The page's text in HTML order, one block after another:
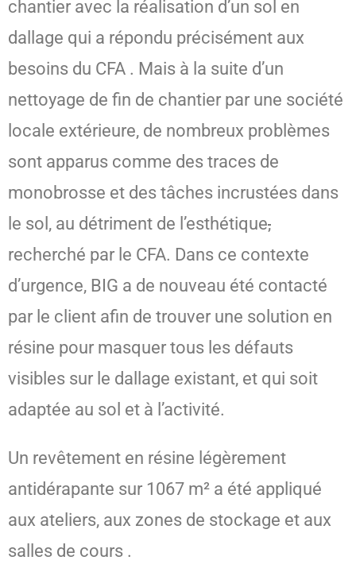
chantier avec la réalisation d’un sol en
dallage qui a répondu précisément aux
besoins du CFA . Mais à la suite d’un
nettoyage de fin de chantier par une société
locale extérieure, de nombreux problèmes
sont apparus comme des traces de
monobrosse et des tâches incrustées dans
le sol, au détriment de l’esthétique,
recherché par le CFA. Dans ce contexte
d’urgence, BIG a de nouveau été contacté
par le client afin de trouver une solution en
résine pour masquer tous les défauts
visibles sur le dallage existant, et qui soit
adaptée au sol et à l’activité.
Un revêtement en résine légèrement
antidérapante sur 1067 m² a été appliqué
aux ateliers, aux zones de stockage et aux
salles de cours .